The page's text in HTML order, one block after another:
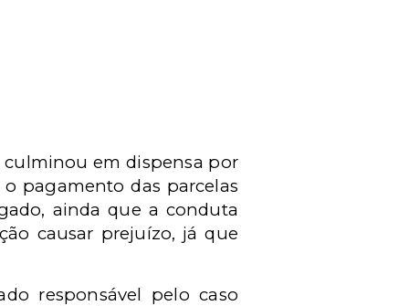
em dispensa por
pagamento das parcelas
ainda que a conduta
causar prejuízo, já que
responsável pelo caso